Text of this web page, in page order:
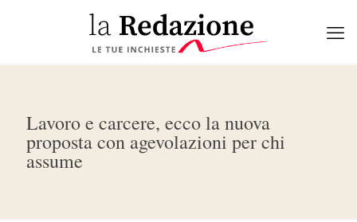
Lavoro e carcere, ecco la nuova
proposta con agevolazioni per chi
assume